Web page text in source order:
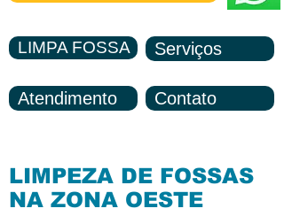
LIMPA FOSSA Serviços
Atendimento Contato
LIMPEZA DE FOSSAS
NA ZONA OESTE